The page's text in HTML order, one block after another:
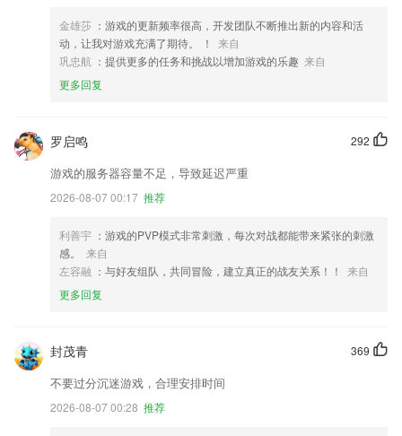
金雄莎 ：游戏的更新频率很高，开发团队不断推出新的内容和活
动，让我对游戏充满了期待。 ！
来自
巩忠航 ：提供更多的任务和挑战以增加游戏的乐趣 来自
更多回复
292
罗启鸣
游戏的服务器容量不足，导致延迟严重
2026-08-07 00:17 推荐
利善宇 ：游戏的PVP模式非常刺激，每次对战都能带来紧张的刺激
感。
来自
左容融 ：与好友组队，共同冒险，建立真正的战友关系！！
来自
更多回复
369
封茂青
不要过分沉迷游戏，合理安排时间
2026-08-07 00:28 推荐